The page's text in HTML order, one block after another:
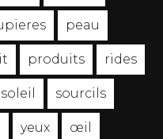
peau
produits rides
soleil sourcils
yeux œil